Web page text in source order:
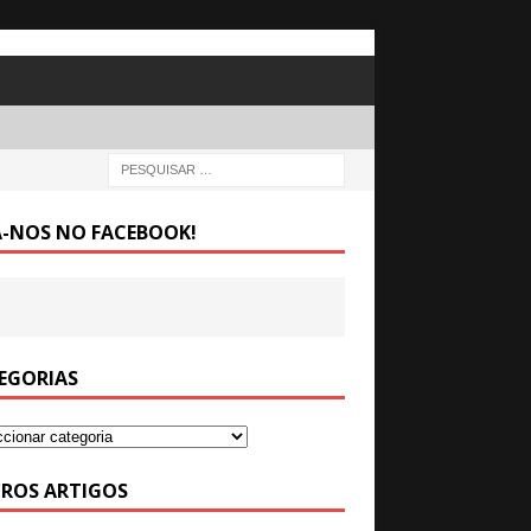
NOS NO FACEBOOK!
ARTIGOS